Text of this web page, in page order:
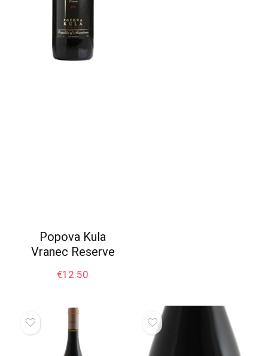
Popova Kula
Vranec Reserve
€12.50